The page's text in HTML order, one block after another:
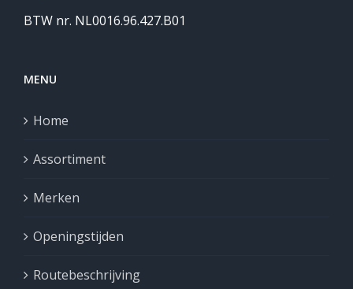
BTW nr. NL0016.96.427.B01
MENU
Home
Assortiment
Merken
Openingstijden
Routebeschrijving